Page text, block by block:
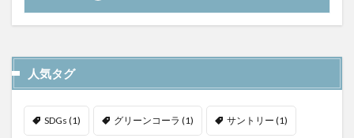
人気タグ
SDGs (1) グリーンコーラ (1) サントリー (1)